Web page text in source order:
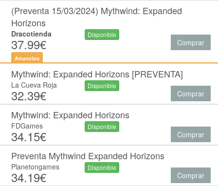
(Preventa 15/03/2024) Mythwind: Expanded
Horizons
Dracotienda
37.99€
Disponible
Comprar
Anuncios
Mythwind: Expanded Horizons [PREVENTA]
La Cueva Roja
32.39€
Disponible
Comprar
Mythwind: Expanded Horizons
FDGames
34.15€
Disponible
Comprar
Preventa Mythwind Expanded Horizons
Planetongames
34.19€
Disponible
Comprar